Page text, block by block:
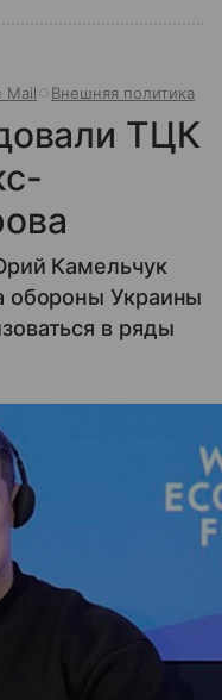
Mail Внешняя политика
ТЦК
Камельчук
обороны Украины
в ряды